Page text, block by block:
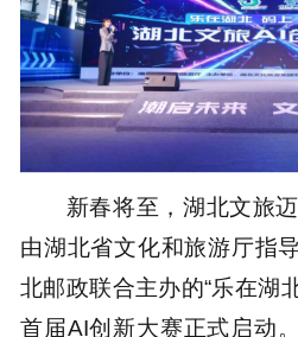
新春将至，湖北文旅
由湖北省文化和旅游厅指
北邮政联合主办的“乐在湖
首届AI创新大赛正式启动